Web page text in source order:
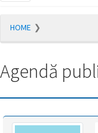
Redirecționare
română
în
secunde.
HOME
Agendă